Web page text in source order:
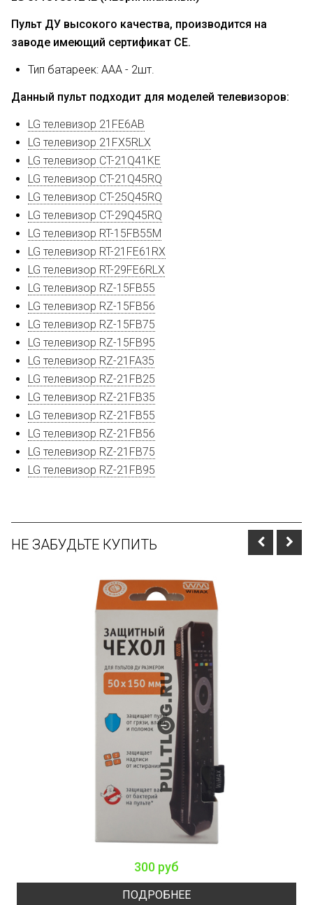
Пульт ДУ высокого качества, производится на
заводе имеющий сертификат CE.
Тип батареек: AAA - 2шт.
Данный пульт подходит для моделей телевизоров:
LG телевизор 21FE6AB
LG телевизор 21FX5RLX
LG телевизор CT-21Q41KE
LG телевизор CT-21Q45RQ
LG телевизор CT-25Q45RQ
LG телевизор CT-29Q45RQ
LG телевизор RT-15FB55M
LG телевизор RT-21FE61RX
LG телевизор RT-29FE6RLX
LG телевизор RZ-15FB55
LG телевизор RZ-15FB56
LG телевизор RZ-15FB75
LG телевизор RZ-15FB95
LG телевизор RZ-21FA35
LG телевизор RZ-21FB25
LG телевизор RZ-21FB35
LG телевизор RZ-21FB55
LG телевизор RZ-21FB56
LG телевизор RZ-21FB75
LG телевизор RZ-21FB95
НЕ ЗАБУДЬТЕ КУПИТЬ
300 руб
ПОДРОБНЕЕ